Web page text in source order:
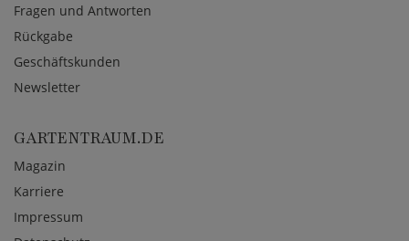
Fragen und Antworten
Rückgabe
Geschäftskunden
Newsletter
GARTENTRAUM.DE
Magazin
Karriere
Impressum